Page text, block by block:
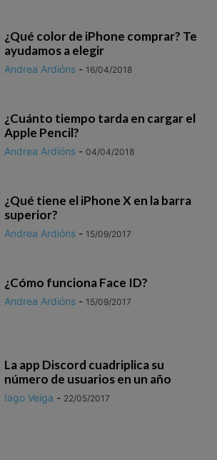
¿Qué color de iPhone comprar? Te
ayudamos a elegir
Andrea Ardións - 16/04/2018
¿Cuánto tiempo tarda en cargar el
Apple Pencil?
Andrea Ardións - 04/04/2018
¿Qué tiene el iPhone X en la barra
superior?
Andrea Ardións - 15/09/2017
¿Cómo funciona Face ID?
Andrea Ardións - 15/09/2017
La app Discord cuadriplica su
número de usuarios en un año
Iago Veiga - 22/05/2017